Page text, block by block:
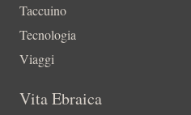
Taccuino
Tecnologia
Viaggi
Vita Ebraica